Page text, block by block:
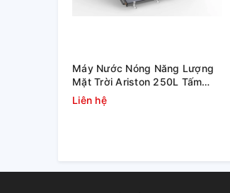
Máy Nước Nóng Năng Lượng
Mặt Trời Ariston 250L Tấm
Phẳng Kairos Thermo DR-2
Liên hệ